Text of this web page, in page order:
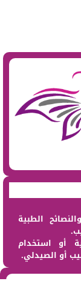
الطبية
أو استخدام
أو الصيدلي.